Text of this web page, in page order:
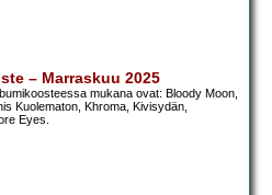
– Marraskuu 2025
mukana ovat: Bloody Moon,
Kuolematon, Khroma, Kivisydän,
Eyes.